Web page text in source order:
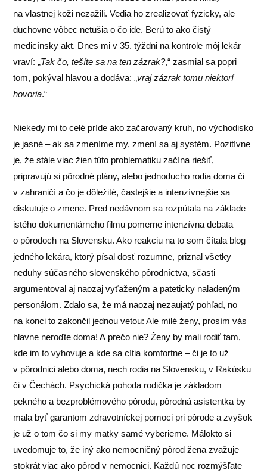
na vlastnej koži nezažili. Vedia ho zrealizovať fyzicky, ale
duchovne vôbec netušia o čo ide. Berú to ako čistý
medicínsky akt. Dnes mi v 35. týždni na kontrole môj lekár
vraví: „Tak čo, tešíte sa na ten zázrak?,“ zasmial sa popri
tom, pokýval hlavou a dodáva: „vraj zázrak tomu niektorí
hovoria.“
Niekedy mi to celé príde ako začarovaný kruh, no východisko
je jasné – ak sa zmeníme my, zmení sa aj systém. Pozitívne
je, že stále viac žien túto problematiku začína riešiť,
pripravujú si pôrodné plány, alebo jednoducho rodia doma či
v zahraničí a čo je dôležité, častejšie a intenzívnejšie sa
diskutuje o zmene. Pred nedávnom sa rozpútala na základe
istého dokumentárneho filmu pomerne intenzívna debata
o pôrodoch na Slovensku. Ako reakciu na to som čítala blog
jedného lekára, ktorý písal dosť rozumne, priznal všetky
neduhy súčasného slovenského pôrodníctva, sčasti
argumentoval aj naozaj vyťaženým a pateticky naladeným
personálom. Zdalo sa, že má naozaj nezaujatý pohľad, no
na konci to zakončil jednou vetou: Ale milé ženy, prosím vás
hlavne neroďte doma! A prečo nie? Ženy by mali rodiť tam,
kde im to vyhovuje a kde sa cítia komfortne – či je to už
v pôrodnici alebo doma, nech rodia na Slovensku, v Rakúsku
či v Čechách. Psychická pohoda rodička je základom
pekného a bezproblémového pôrodu, pôrodná asistentka by
mala byť garantom zdravotníckej pomoci pri pôrode a zvyšok
je už o tom čo si my matky samé vyberieme. Málokto si
uvedomuje to, že iný ako nemocničný pôrod žena zvažuje
stokrát viac ako pôrod v nemocnici. Každú noc rozmýšľate